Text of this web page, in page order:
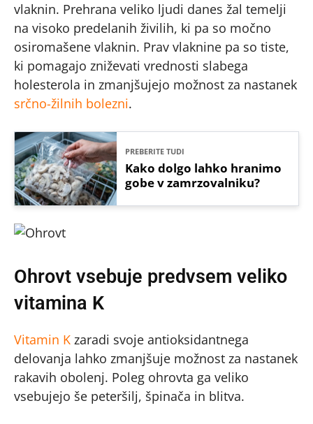
vlaknin. Prehrana veliko ljudi danes žal temelji
na visoko predelanih živilih, ki pa so močno
osiromašene vlaknin. Prav vlaknine pa so tiste,
ki pomagajo zniževati vrednosti slabega
holesterola in zmanjšujejo možnost za nastanek
srčno-žilnih bolezni.
PREBERITE TUDI
Kako dolgo lahko hranimo
gobe v zamrzovalniku?
Ohrovt vsebuje predvsem veliko
vitamina K
Vitamin K zaradi svoje antioksidantnega
delovanja lahko zmanjšuje možnost za nastanek
rakavih obolenj. Poleg ohrovta ga veliko
vsebujejo še peteršilj, špinača in blitva.